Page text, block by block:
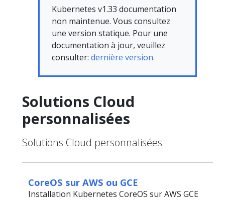
Kubernetes v1.33 documentation
non maintenue. Vous consultez
une version statique. Pour une
documentation à jour, veuillez
consulter: dernière version.
Solutions Cloud
personnalisées
Solutions Cloud personnalisées
CoreOS sur AWS ou GCE
Installation Kubernetes CoreOS sur AWS GCE